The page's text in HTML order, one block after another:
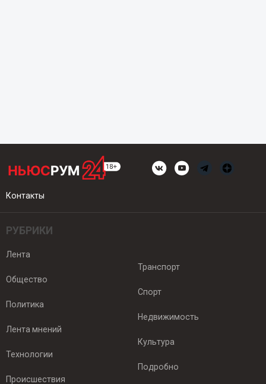
Контакты
РУБРИКИ
Лента
Общество
Политика
Лента мнений
Технологии
Происшествия
Транспорт
Спорт
Недвижимость
Культура
Подробно